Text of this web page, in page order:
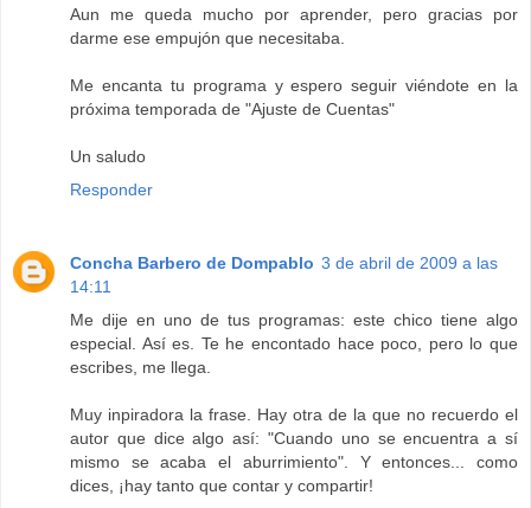
Aun me queda mucho por aprender, pero gracias por
darme ese empujón que necesitaba.
Me encanta tu programa y espero seguir viéndote en la
próxima temporada de "Ajuste de Cuentas"
Un saludo
Responder
Concha Barbero de Dompablo 3 de abril de 2009 a las
14:11
Me dije en uno de tus programas: este chico tiene algo
especial. Así es. Te he encontado hace poco, pero lo que
escribes, me llega.
Muy inpiradora la frase. Hay otra de la que no recuerdo el
autor que dice algo así: "Cuando uno se encuentra a sí
mismo se acaba el aburrimiento". Y entonces... como
dices, ¡hay tanto que contar y compartir!